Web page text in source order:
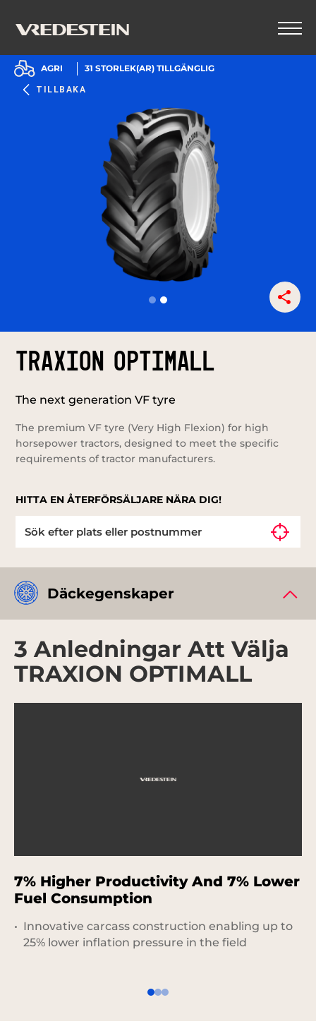
TILLBAKA
AGRI 31 STORLEK(AR) TILLGÄNGLIG
TRAXION OPTIMALL
The next generation VF tyre
The premium VF tyre (Very High Flexion) for high
horsepower tractors, designed to meet the specific
requirements of tractor manufacturers.
HITTA EN ÅTERFÖRSÄLJARE NÄRA DIG!
Däckegenskaper
3 Anledningar Att Välja
TRAXION OPTIMALL
7% Higher Productivity And 7% Lower
Fuel Consumption
Innovative carcass construction enabling up to
25% lower inflation pressure in the field